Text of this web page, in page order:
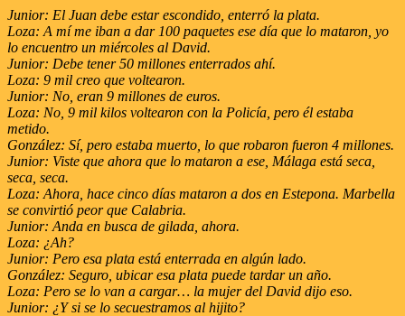
Junior: El Juan debe estar escondido, enterró la plata.
Loza: A mí me iban a dar 100 paquetes ese día que lo mataron, yo
lo encuentro un miércoles al David.
Junior: Debe tener 50 millones enterrados ahí.
Loza: 9 mil creo que voltearon.
Junior: No, eran 9 millones de euros.
Loza: No, 9 mil kilos voltearon con la Policía, pero él estaba
metido.
González: Sí, pero estaba muerto, lo que robaron fueron 4 millones.
Junior: Viste que ahora que lo mataron a ese, Málaga está seca,
seca, seca.
Loza: Ahora, hace cinco días mataron a dos en Estepona. Marbella
se convirtió peor que Calabria.
Junior: Anda en busca de gilada, ahora.
Loza: ¿Ah?
Junior: Pero esa plata está enterrada en algún lado.
González: Seguro, ubicar esa plata puede tardar un año.
Loza: Pero se lo van a cargar… la mujer del David dijo eso.
Junior: ¿Y si se lo secuestramos al hijito?